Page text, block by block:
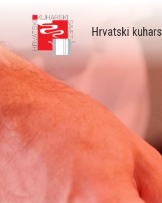
content
Hrvatski